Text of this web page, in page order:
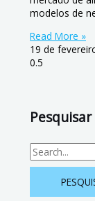
modelos de
Read More »
19 de
Pesquisar